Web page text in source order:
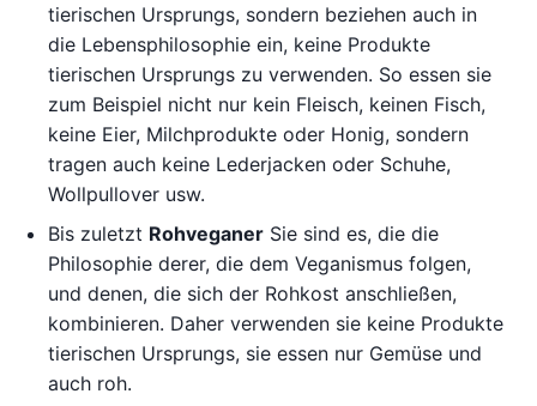
tierischen Ursprungs, sondern beziehen auch in
die Lebensphilosophie ein, keine Produkte
tierischen Ursprungs zu verwenden. So essen sie
zum Beispiel nicht nur kein Fleisch, keinen Fisch,
keine Eier, Milchprodukte oder Honig, sondern
tragen auch keine Lederjacken oder Schuhe,
Wollpullover usw.
Bis zuletzt Rohveganer Sie sind es, die die
Philosophie derer, die dem Veganismus folgen,
und denen, die sich der Rohkost anschließen,
kombinieren. Daher verwenden sie keine Produkte
tierischen Ursprungs, sie essen nur Gemüse und
auch roh.